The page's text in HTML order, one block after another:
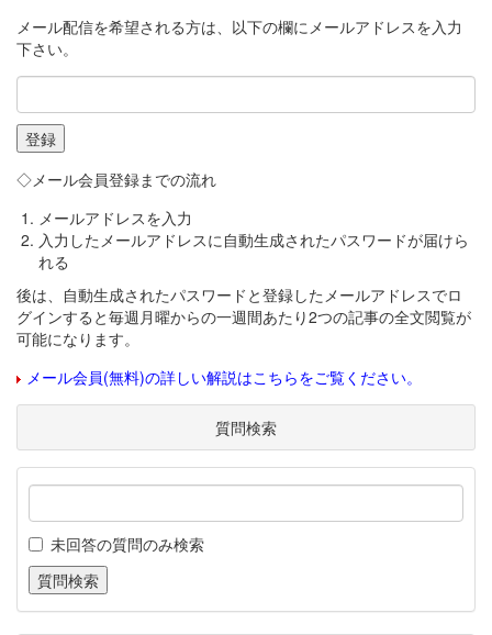
メール配信を希望される方は、以下の欄にメールアドレスを入力
下さい。
◇メール会員登録までの流れ
メールアドレスを入力
入力したメールアドレスに自動生成されたパスワードが届けら
れる
後は、自動生成されたパスワードと登録したメールアドレスでロ
グインすると毎週月曜からの一週間あたり2つの記事の全文閲覧が
可能になります。
メール会員(無料)の詳しい解説はこちらをご覧ください。
質問検索
未回答の質問のみ検索